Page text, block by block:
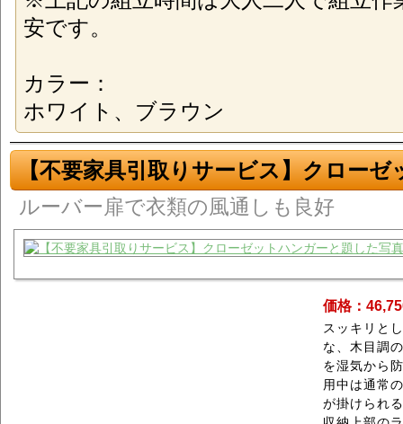
安です。
カラー：
ホワイト、ブラウン
【不要家具引取りサービス】クローゼ
ルーバー扉で衣類の風通しも良好
価格：
スッキリと
な、木目調
を湿気から
用中は通常
が掛けられ